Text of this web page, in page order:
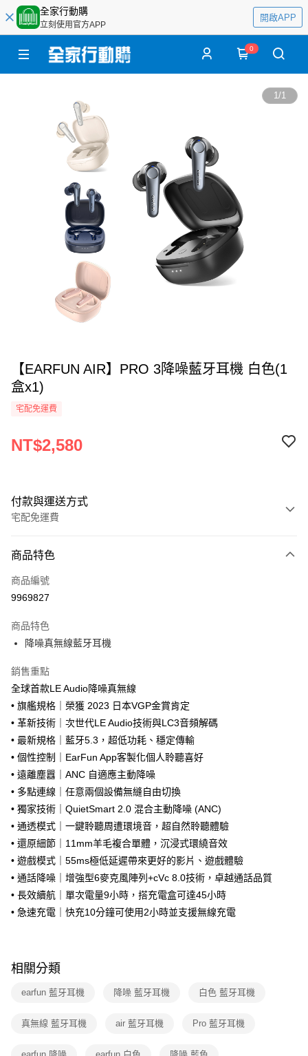
全家行動購
立刻使用官方APP
開啟APP
0
1/1
【EARFUN AIR】PRO 3降噪藍牙耳機 白色(1
盒x1)
宅配免運費
NT$2,580
付款與運送方式
宅配免運費
全家線上支付
運送方式
本島宅配-活動商品
免運費
免運費
商品特色
商品編號
9969827
商品特色
降噪真無線藍牙耳機
銷售重點
全球首款LE Audio降噪真無線
• 旗艦規格｜榮獲 2023 日本VGP金賞肯定
• 革新技術｜次世代LE Audio技術與LC3音頻解碼
• 最新規格｜藍牙5.3，超低功耗、穩定傳輸
• 個性控制｜EarFun App客製化個人聆聽喜好
• 遠離塵囂｜ANC 自適應主動降噪
• 多點連線｜任意兩個設備無縫自由切換
• 獨家技術｜QuietSmart 2.0 混合主動降噪 (ANC)
• 通透模式｜一鍵聆聽周遭環境音，超自然聆聽體驗
• 還原細節｜11mm羊毛複合單體，沉浸式環繞音效
• 遊戲模式｜55ms極低延遲帶來更好的影片、遊戲體驗
• 通話降噪｜增強型6麥克風陣列+cVc 8.0技術，卓越通話品質
• 長效續航｜單次電量9小時，搭充電盒可達45小時
• 急速充電｜快充10分鐘可使用2小時並支援無線充電
相關分類
earfun 藍牙耳機 降噪 藍牙耳機 白色 藍牙耳機
真無線 藍牙耳機 air 藍牙耳機 Pro 藍牙耳機